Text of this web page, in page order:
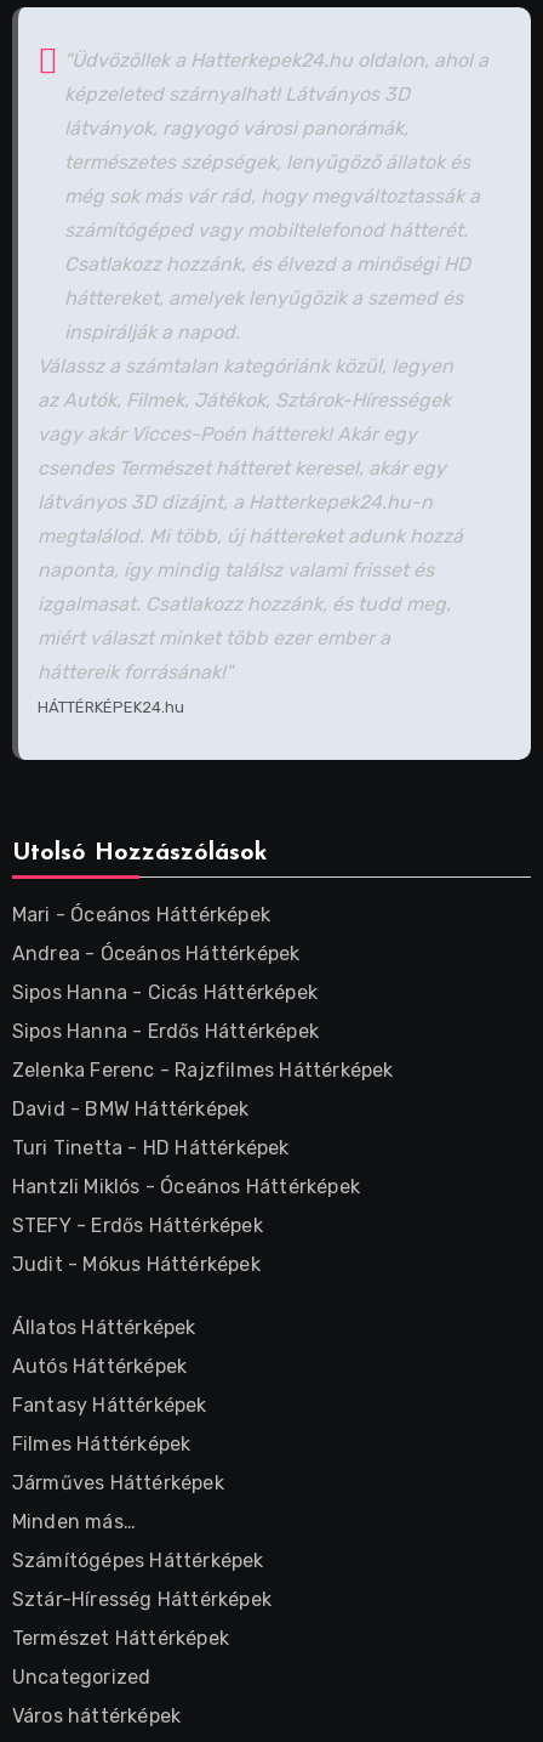
"Üdvözöllek a Hatterkepek24.hu oldalon, ahol a
képzeleted szárnyalhat! Látványos 3D
látványok, ragyogó városi panorámák,
természetes szépségek, lenyűgöző állatok és
még sok más vár rád, hogy megváltoztassák a
számítógéped vagy mobiltelefonod hátterét.
Csatlakozz hozzánk, és élvezd a minőségi HD
háttereket, amelyek lenyűgözik a szemed és
inspirálják a napod.
Válassz a számtalan kategóriánk közül, legyen
az Autók, Filmek, Játékok, Sztárok-Hírességek
vagy akár Vicces-Poén hátterek! Akár egy
csendes Természet hátteret keresel, akár egy
látványos 3D dizájnt, a Hatterkepek24.hu-n
megtalálod. Mi több, új háttereket adunk hozzá
naponta, így mindig találsz valami frisset és
izgalmasat. Csatlakozz hozzánk, és tudd meg,
miért választ minket több ezer ember a
háttereik forrásának!"
HÁTTÉRKÉPEK24.hu
Utolsó Hozzászólások
Mari - Óceános Háttérképek
Andrea - Óceános Háttérképek
Sipos Hanna - Cicás Háttérképek
Sipos Hanna - Erdős Háttérképek
Zelenka Ferenc - Rajzfilmes Háttérképek
David - BMW Háttérképek
Turi Tinetta - HD Háttérképek
Hantzli Miklós - Óceános Háttérképek
STEFY- Erdős Háttérképek
Judit - Mókus Háttérképek
Állatos Háttérképek
Autós Háttérképek
Fantasy Háttérképek
Filmes Háttérképek
Járműves Háttérképek
Minden más…
Számítógépes Háttérképek
Sztár-Híresség Háttérképek
Természet Háttérképek
Uncategorized
Város háttérképek